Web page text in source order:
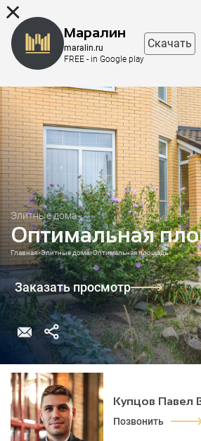
Элитные дома
Оптимальная
Главная>Элитные дома>Оптимальная площадь
Заказать просмотр
Купцов Павел
Позвонить
Маралин
maralin.ru
FREE - in Google play
Скачать